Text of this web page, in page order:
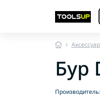
Бур
Производитель: